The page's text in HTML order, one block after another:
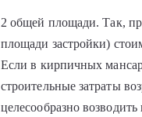
2 общей площади. Так,
площади застройки)
Если в кирпичных
строительные затраты
целесообразно